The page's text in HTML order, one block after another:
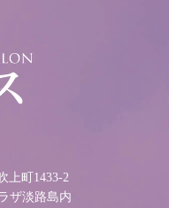
上町1433-2
ザ淡路島内